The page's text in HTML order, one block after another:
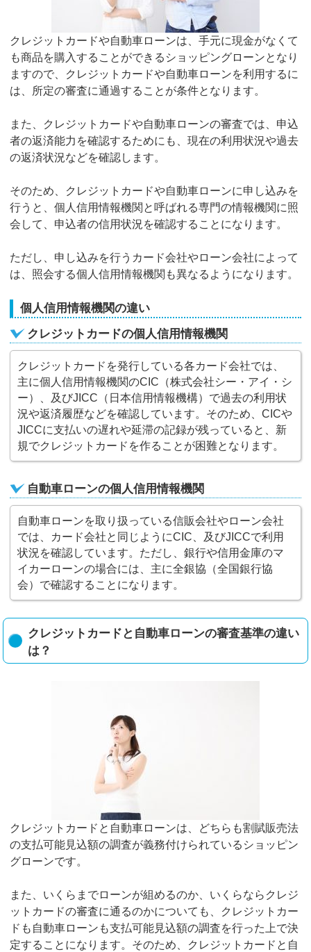
クレジットカードや自動車ローンは、手元に現金がなくて
も商品を購入することができるショッピングローンとなり
ますので、クレジットカードや自動車ローンを利用するに
は、所定の審査に通過することが条件となります。
また、クレジットカードや自動車ローンの審査では、申込
者の返済能力を確認するためにも、現在の利用状況や過去
の返済状況などを確認します。
そのため、クレジットカードや自動車ローンに申し込みを
行うと、個人信用情報機関と呼ばれる専門の情報機関に照
会して、申込者の信用状況を確認することになります。
ただし、申し込みを行うカード会社やローン会社によって
は、照会する個人信用情報機関も異なるようになります。
個人信用情報機関の違い
クレジットカードの個人信用情報機関
クレジットカードを発行している各カード会社では、
主に個人信用情報機関のCIC（株式会社シー・アイ・シ
ー）、及びJICC（日本信用情報機構）で過去の利用状
況や返済履歴などを確認しています。そのため、CICや
JICCに支払いの遅れや延滞の記録が残っていると、新
規でクレジットカードを作ることが困難となります。
自動車ローンの個人信用情報機関
自動車ローンを取り扱っている信販会社やローン会社
では、カード会社と同じようにCIC、及びJICCで利用
状況を確認しています。ただし、銀行や信用金庫のマ
イカーローンの場合には、主に全銀協（全国銀行協
会）で確認することになります。
クレジットカードと自動車ローンの審査基準の違い
は？
クレジットカードと自動車ローンは、どちらも割賦販売法
の支払可能見込額の調査が義務付けられているショッピン
グローンです。
また、いくらまでローンが組めるのか、いくらならクレジ
ットカードの審査に通るのかについても、クレジットカー
ドも自動車ローンも支払可能見込額の調査を行った上で決
定することになります。そのため、クレジットカードと自